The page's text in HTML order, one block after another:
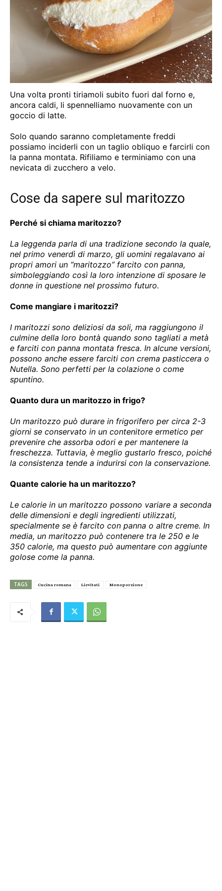
Una volta pronti tiriamoli subito fuori dal forno e,
ancora caldi, li spennelliamo nuovamente con un
goccio di latte.
Solo quando saranno completamente freddi
possiamo inciderli con un taglio obliquo e farcirli con
la panna montata. Rifiliamo e terminiamo con una
nevicata di zucchero a velo.
Cose da sapere sul maritozzo
Perché si chiama maritozzo?
La leggenda parla di una tradizione secondo la quale,
nel primo venerdì di marzo, gli uomini regalavano ai
propri amori un “maritozzo” farcito con panna,
simboleggiando così la loro intenzione di sposare le
donne in questione nel prossimo futuro.
Come mangiare i maritozzi?
I maritozzi sono deliziosi da soli, ma raggiungono il
culmine della loro bontà quando sono tagliati a metà
e farciti con panna montata fresca. In alcune versioni,
possono anche essere farciti con crema pasticcera o
Nutella. Sono perfetti per la colazione o come
spuntino.
Quanto dura un maritozzo in frigo?
Un maritozzo può durare in frigorifero per circa 2-3
giorni se conservato in un contenitore ermetico per
prevenire che assorba odori e per mantenere la
freschezza. Tuttavia, è meglio gustarlo fresco, poiché
la consistenza tende a indurirsi con la conservazione.
Quante calorie ha un maritozzo?
Le calorie in un maritozzo possono variare a seconda
delle dimensioni e degli ingredienti utilizzati,
specialmente se è farcito con panna o altre creme. In
media, un maritozzo può contenere tra le 250 e le
350 calorie, ma questo può aumentare con aggiunte
golose come la panna.
TAGS Cucina romana Lievitati Monoporzione